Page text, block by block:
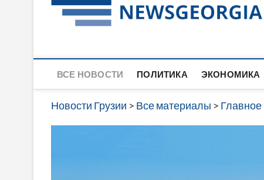
ВСЕ НОВОСТИ ПОЛИТИКА ЭКОНОМИКА
Новости Грузии > Все материалы > Главное